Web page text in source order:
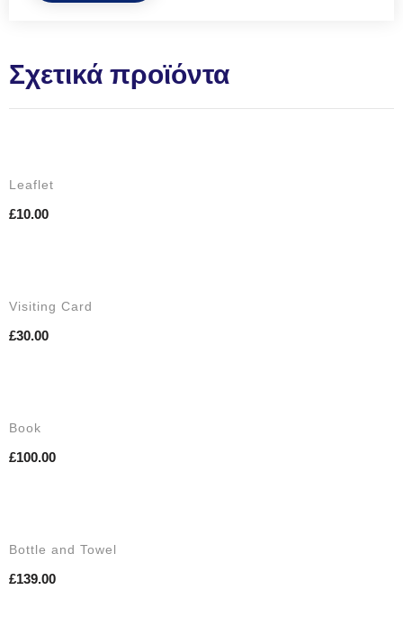
Σχετικά προϊόντα
Leaflet
£10.00
Visiting Card
£30.00
Book
£100.00
Bottle and Towel
£139.00